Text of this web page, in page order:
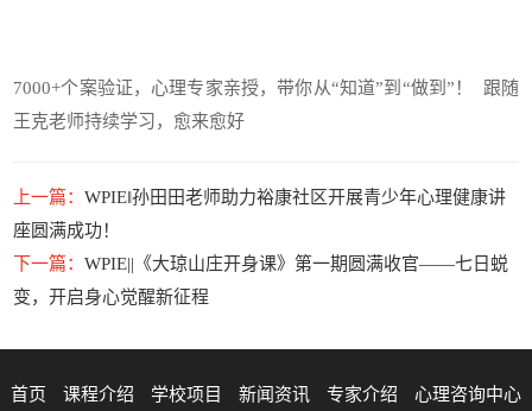
7000+个案验证，心理专家亲授，带你从“知道”到“做到”！ 跟随
王克老师持续学习，愈来愈好
上一篇：WPIE‖孙田田老师助力裕康社区开展青少年心理健康讲
座圆满成功！
下一篇：WPIE||《大琼山庄开身课》第一期圆满收官——七日蜕
变，开启身心觉醒新征程
首页 课程介绍 学校项目 新闻资讯 专家介绍 心理咨询中心